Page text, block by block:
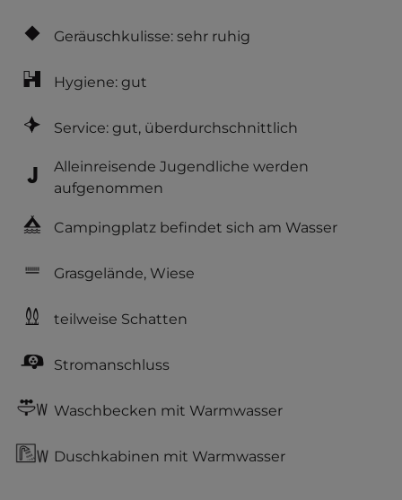
Geräuschkulisse: sehr ruhig
Hygiene: gut
Service: gut, überdurchschnittlich
Alleinreisende Jugendliche werden
aufgenommen
Campingplatz befindet sich am Wasser
Grasgelände, Wiese
teilweise Schatten
Stromanschluss
Waschbecken mit Warmwasser
Duschkabinen mit Warmwasser